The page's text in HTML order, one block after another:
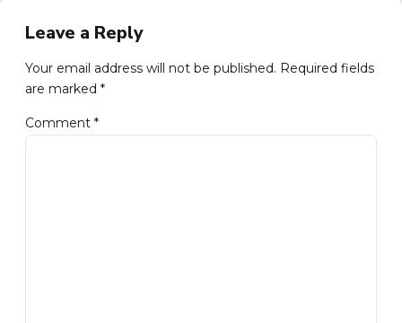
Leave a Reply
Your email address will not be published. Required fields
are marked *
Comment *